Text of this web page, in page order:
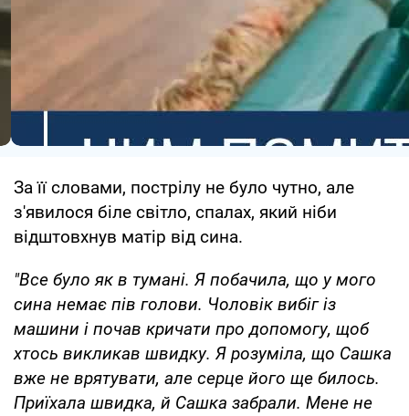
За її словами, пострілу не було чутно, але
з'явилося біле світло, спалах, який ніби
відштовхнув матір від сина.
"Все було як в тумані. Я побачила, що у мого
сина немає пів голови. Чоловік вибіг із
машини і почав кричати про допомогу, щоб
хтось викликав швидку. Я розуміла, що Сашка
вже не врятувати, але серце його ще билось.
Приїхала швидка, й Сашка забрали. Мене не